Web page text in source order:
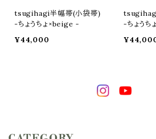
tsugihagi半幅帯(小袋帯)
-ちょうちょ×beige -
¥44,000
-ちょう